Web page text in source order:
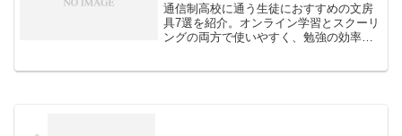
通信制高校に通う生徒におすすめの文房
具7選を紹介。オンライン学習とスクーリ
ングの両方で使いやすく、勉強の効率や